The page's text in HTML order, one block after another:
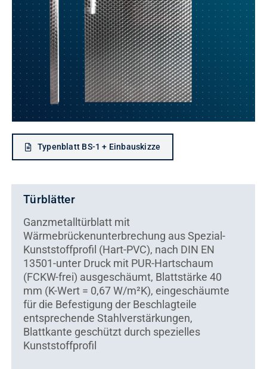
Kontakt
Typenblatt BS-1 + Einbauskizze
Türblätter
Ganzmetalltürblatt mit
Wärmebrückenunterbrechung aus Spezial-
Kunststoffprofil (Hart-PVC), nach DIN EN
13501-unter Druck mit PUR-Hartschaum
(FCKW-frei) ausgeschäumt, Blattstärke 40
mm (K-Wert = 0,67 W/m²K), eingeschäumte
für die Befestigung der Beschlagteile
entsprechende Stahlverstärkungen,
Blattkante geschützt durch spezielles
Kunststoffprofil